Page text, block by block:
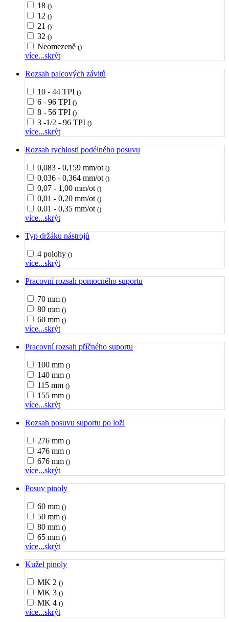
18 ()
12 ()
21 ()
32 ()
Neomezeně ()
více...skrýt
Rozsah palcových závitů
10 - 44 TPI ()
6 - 96 TPI ()
8 - 56 TPI ()
3 -1/2 - 96 TPI ()
více...skrýt
Rozsah rychlosti podélného posuvu
0,083 - 0,159 mm/ot ()
0,036 - 0,364 mm/ot ()
0,07 - 1,00 mm/ot ()
0,01 - 0,20 mm/ot ()
0,01 - 0,35 mm/ot ()
více...skrýt
Typ držáku nástrojů
4 polohy ()
více...skrýt
Pracovní rozsah pomocného suportu
70 mm ()
80 mm ()
60 mm ()
více...skrýt
Pracovní rozsah příčného suportu
100 mm ()
140 mm ()
115 mm ()
155 mm ()
více...skrýt
Rozsah posuvu suportu po loži
276 mm ()
476 mm ()
676 mm ()
více...skrýt
Posuv pinoly
60 mm ()
50 mm ()
80 mm ()
65 mm ()
více...skrýt
Kužel pinoly
MK 2 ()
MK 3 ()
MK 4 ()
více...skrýt